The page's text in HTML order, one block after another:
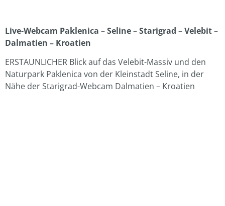
Live-Webcam Paklenica – Seline – Starigrad – Velebit –
Dalmatien – Kroatien
ERSTAUNLICHER Blick auf das Velebit-Massiv und den
Naturpark Paklenica von der Kleinstadt Seline, in der
Nähe der Starigrad-Webcam Dalmatien – Kroatien